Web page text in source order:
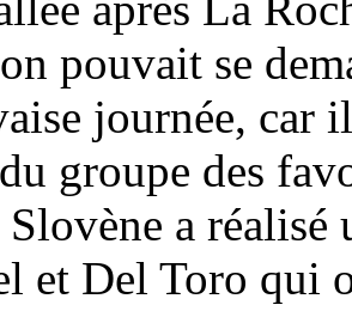
pouvait se
journée, car
groupe des
a réalisé
et Del Toro qui